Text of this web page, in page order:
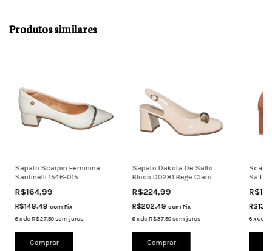
Produtos similares
Sapato Scarpin Feminina
Santinelli 1546-015
R$164,99
R$148,49 com Pix
6xdeR$27,50sem juros
Comprar
Sapato Dakota De Salto
Bloco D0281 Bege Claro
R$224,99
R$202,49 com Pix
6xdeR$37,50 sem juros
Comprar
Salto
6xde